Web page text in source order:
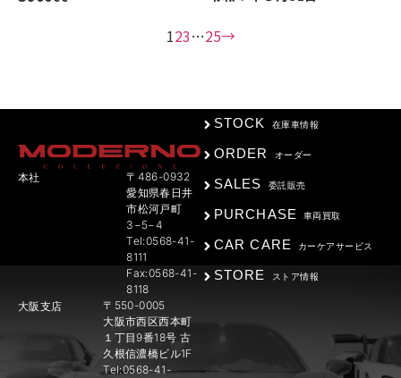
123…25→
本社
〒486-0932
愛知県春日井
市松河戸町
3−5−4
Tel:0568-41-
8111
Fax:0568-41-
8118
大阪支店
〒550-0005
大阪市西区西本町
１丁目9番18号 古
久根信濃橋ビル1F
Tel:0568-41-
STOCK 在庫車情報
ORDER オーダー
SALES 委託販売
PURCHASE 車両買取
CAR CARE カーケアサービス
STORE ストア情報